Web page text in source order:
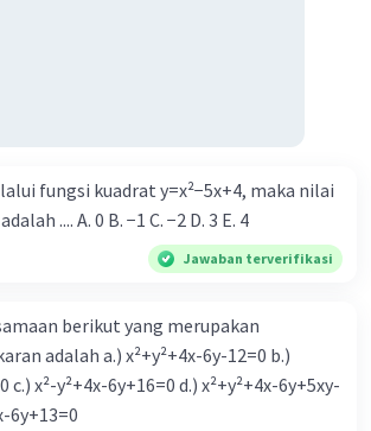
fungsi kuadrat y=x²−5x+4, maka nilai
.... A. 0 B. −1 C. −2 D. 3 E. 4
Jawaban terverifikasi
berikut yang merupakan
6y-12=0 b.)
c.) x²-y²+4x-6y+16=0 d.) x²+y²+4x-6y+5xy-
6y+13=0